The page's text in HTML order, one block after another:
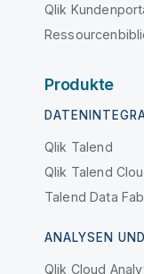
Qlik
Produkte
Qlik Talend
Qlik Talend
Talend Data
ANALYSEN
Qlik Cloud